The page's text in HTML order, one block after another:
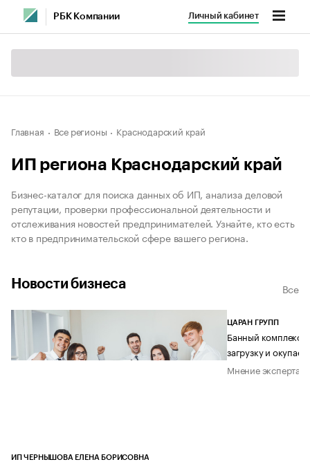
РБК Компании Личный кабинет
Главная Все регионы Краснодарский край
ИП региона Краснодарский край
Бизнес-каталог для поиска данных об ИП, анализа деловой
репутации, проверки профессиональной деятельности и
отслеживания новостей предпринимателей. Узнайте, кто есть
кто в предпринимательской сфере вашего региона.
Новости бизнеса Все
ИП ЧЕРНЫШОВА ЕЛЕНА БОРИСОВНА
ЦАРАН ГРУПП
Банный комплекс
загрузку и
Мнение эксперта